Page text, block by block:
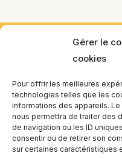
Gérer le
cookies
Pour offrir les meilleures
technologies telles que les
informations des appareils.
nous permettra de traiter des
de navigation ou les ID
consentir ou de retirer son
sur certaines caractéristiques
EQUILIBIOS
H1Y